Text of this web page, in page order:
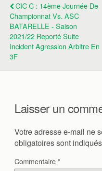
CIC C : 14ème Journée De
Championnat Vs. ASC
BATARELLE - Saison
2021/22 Reporté Suite
Incident Agression Arbitre En
3F
Laisser un
Votre adresse e-mail ne
obligatoires sont
Commentaire*